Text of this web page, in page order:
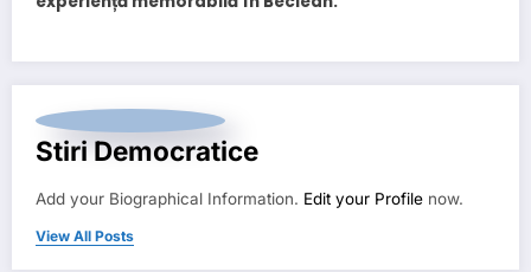
Stiri Democratice
Add your Biographical Information. Edit your Profile now.
View All Posts